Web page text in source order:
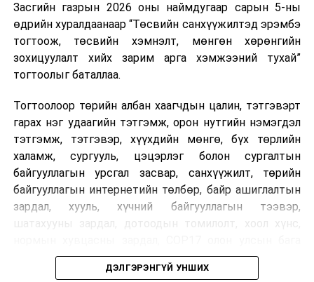
Шинэ хууль Францын зах зээлд үйлчилдэг гадаадын
дуудлагын төвүүдэд нөлөөлөхөөр байна. Тухайлбал,
Мароккогийн дуудлагын төвүүдийн орлогын 80 гаруй
хувь Францын зах зээлээс бүрддэг бөгөөд тус улсын
40–50 мянган ажлын байр эрсдэлд орж болзошгүйг
Засгийн газрын 2026 оны наймдугаар сарын 5-ны
өдрийн хуралдаанаар “Төсвийн санхүүжилтэд эрэмбэ
тогтоож, төсвийн хэмнэлт, мөнгөн хөрөнгийн
зохицуулалт хийх зарим арга хэмжээний тухай”
тогтоолыг баталлаа.
Тогтоолоор төрийн албан хаагчдын цалин, тэтгэвэрт
гарах нэг удаагийн тэтгэмж, орон нутгийн нэмэгдэл
тэтгэмж, тэтгэвэр, хүүхдийн мөнгө, бүх төрлийн
халамж, сургууль, цэцэрлэг болон сургалтын
байгууллагын урсгал засвар, санхүүжилт, төрийн
байгууллагын интернетийн төлбөр, байр ашиглалтын
зардал, хууль, хүчний байгууллагын тээвэр,
хурлын зардал, Засгийн газрын өр, орон нутгийн нөөц
хөрөнгийн санхүүжилтийг хэвийн үргэлжлүүлэхээр
ДЭЛГЭРЭНГҮЙ УНШИХ